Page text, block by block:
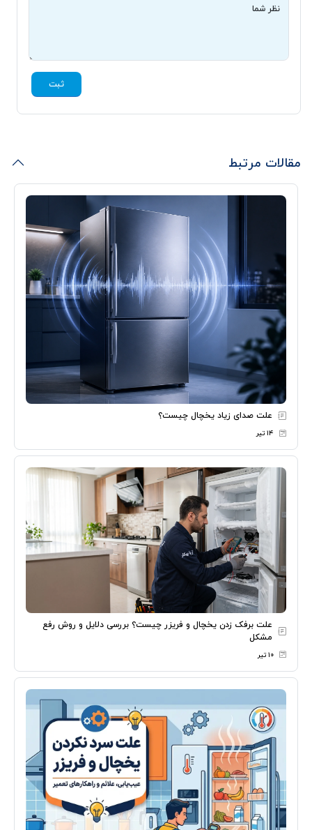
نظر شما
ثبت
مقالات مرتبط
علت صدای زیاد یخچال چیست؟
۱۴ تیر
علت برفک زدن یخچال و فریزر چیست؟ بررسی دلایل و روش رفع
مشکل
۱۰ تیر